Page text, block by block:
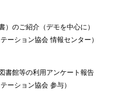
）のご紹介（デモを中心に）
ーション協会 情報センター）
書館等の利用アンケート報告
ーション協会 参与）